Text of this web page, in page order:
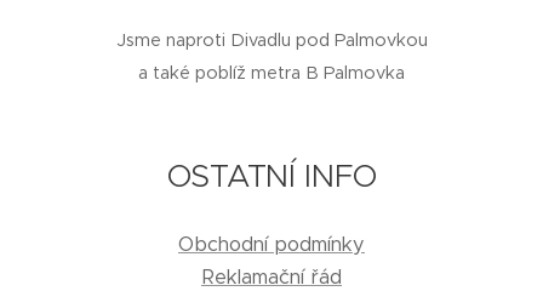
Jsme naproti Divadlu pod Palmovkou
a také poblíž metra B Palmovka
OSTATNÍ INFO
Obchodní podmínky
Reklamační řád